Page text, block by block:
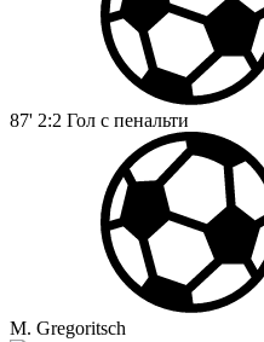
87' 2:2 Гол с пенальти
M. Gregoritsch